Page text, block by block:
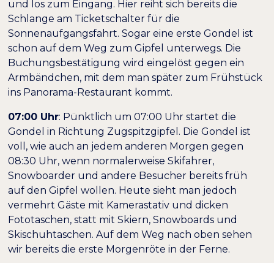
und los zum Eingang. Hier reiht sich bereits die
Schlange am Ticketschalter für die
Sonnenaufgangsfahrt. Sogar eine erste Gondel ist
schon auf dem Weg zum Gipfel unterwegs. Die
Buchungsbestätigung wird eingelöst gegen ein
Armbändchen, mit dem man später zum Frühstück
ins Panorama-Restaurant kommt.
07:00 Uhr: Pünktlich um 07:00 Uhr startet die
Gondel in Richtung Zugspitzgipfel. Die Gondel ist
voll, wie auch an jedem anderen Morgen gegen
08:30 Uhr, wenn normalerweise Skifahrer,
Snowboarder und andere Besucher bereits früh
auf den Gipfel wollen. Heute sieht man jedoch
vermehrt Gäste mit Kamerastativ und dicken
Fototaschen, statt mit Skiern, Snowboards und
Skischuhtaschen. Auf dem Weg nach oben sehen
wir bereits die erste Morgenröte in der Ferne.